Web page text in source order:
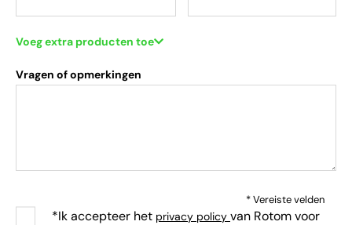
Voeg extra producten toe
Vragen of opmerkingen
* Vereiste velden
*Ik accepteer het privacy policy van Rotom voor